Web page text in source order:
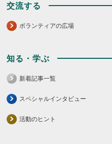
交流する
ボランティアの広場
知る・学ぶ
新着記事一覧
スペシャルインタビュー
活動のヒント